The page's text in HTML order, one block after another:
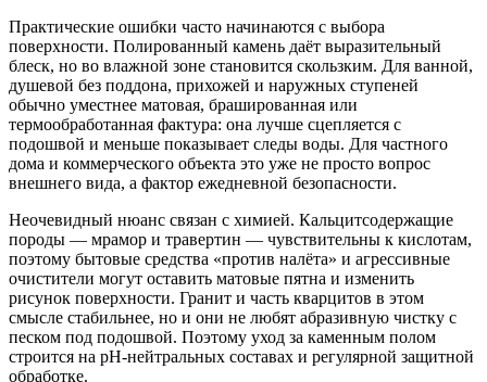
Практические ошибки часто начинаются с выбора
поверхности. Полированный камень даёт выразительный
блеск, но во влажной зоне становится скользким. Для ванной,
душевой без поддона, прихожей и наружных ступеней
обычно уместнее матовая, брашированная или
термообработанная фактура: она лучше сцепляется с
подошвой и меньше показывает следы воды. Для частного
дома и коммерческого объекта это уже не просто вопрос
внешнего вида, а фактор ежедневной безопасности.
Неочевидный нюанс связан с химией. Кальцитсодержащие
породы — мрамор и травертин — чувствительны к кислотам,
поэтому бытовые средства «против налёта» и агрессивные
очистители могут оставить матовые пятна и изменить
рисунок поверхности. Гранит и часть кварцитов в этом
смысле стабильнее, но и они не любят абразивную чистку с
песком под подошвой. Поэтому уход за каменным полом
строится на pH-нейтральных составах и регулярной защитной
обработке.